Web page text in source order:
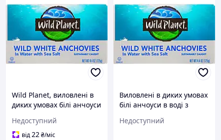
Wild Planet, виловлені в
диких умовах білі анчоуси
4,4 унц. (125 м, оригінал.
Доставка з США/ЄС
Недоступний
від22₴/міс
Виловлені в диких умовах
білі анчоуси в воді з
Planet, 4,4 унц (125 г)
Недоступний